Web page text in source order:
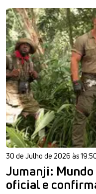
30 de Julho de 2026 às
Jumanji:
oficial e